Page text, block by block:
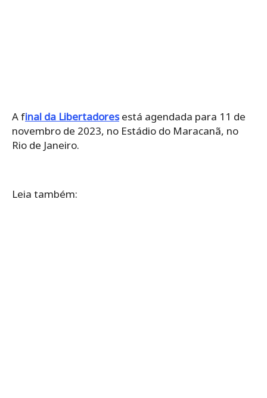
A final da Libertadoresestá agendada para 11 de
novembro de 2023, no Estádio do Maracanã, no
Rio de Janeiro.
Leia também: